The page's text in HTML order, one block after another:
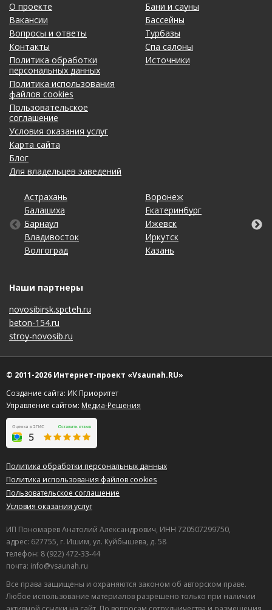
О проекте
Вакансии
Вопросы и ответы
Контакты
Политика обработки
персональных данных
Политика использования
файлов cookies
Пользовательское
соглашение
Условия оказания услуг
Карта сайта
Блог
Для владельцев заведений
Бани и сауны
Бассейны
Турбазы
Спа салоны
Источники
Астрахань
Балашиха
Барнаул
Владивосток
Волгоград
Воронеж
Екатеринбург
Ижевск
Иркутск
Казань
Калининград
Кемерово
Киров
Краснодар
Красноярск
Липецк
Махачкала
Москва
Набережные Челны
Нижний Новгород
Омск
Оренбург
Пенза
Пермь
Ростов-на-Дону
Рязань
Самара
Санкт-Петербург
Саратов
Ставрополь
Тольятти
Томск
Тула
Тюмень
Ульяновск
Уфа
Хабаровск
Чебоксары
Челябинск
Ярославль
Наши партнеры
novosibirsk.spcteh.ru
beton-154.ru
stroy-novosib.ru
© 2011-2026 Интернет-проект «Vsaunah.RU»
Создание сайта: ИК Приоритет
Управление сайтом: Медиа-Решения
Политика обработки персональных данных
Политика использования файлов cookies
Пользовательское соглашение
Условия оказания услуг
ИП Пономарев Анатолий Александрович, ИНН 720507299750,
адрес: 627755, г. Ишим, ул. Куйбышева, д. 58
телефон: 8 (922) 472-33-44
почта: info@vsaunah.ru
Все права защищены и охраняются законом об авторском праве.
Любое использование материалов разрешено только при наличии